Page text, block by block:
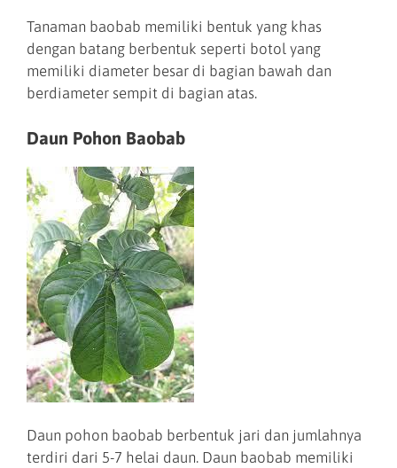
Tanaman baobab memiliki bentuk yang khas
dengan batang berbentuk seperti botol yang
memiliki diameter besar di bagian bawah dan
berdiameter sempit di bagian atas.
Daun Pohon Baobab
Daun pohon baobab berbentuk jari dan jumlahnya
terdiri dari 5-7 helai daun. Daun baobab memiliki